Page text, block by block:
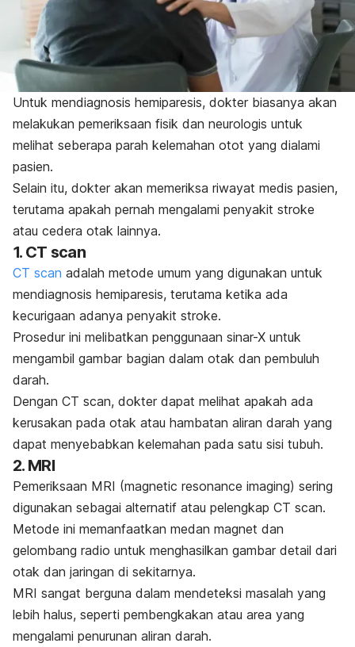
Untuk mendiagnosis hemiparesis, dokter biasanya akan
melakukan pemeriksaan fisik dan neurologis untuk
melihat seberapa parah kelemahan otot yang dialami
pasien.
Selain itu, dokter akan memeriksa riwayat medis pasien,
terutama apakah pernah mengalami penyakit stroke
atau cedera otak lainnya.
1. CT scan
CT scan adalah metode umum yang digunakan untuk
mendiagnosis hemiparesis, terutama ketika ada
kecurigaan adanya penyakit stroke.
Prosedur ini melibatkan penggunaan sinar-X untuk
mengambil gambar bagian dalam otak dan pembuluh
darah.
Dengan CT scan, dokter dapat melihat apakah ada
kerusakan pada otak atau hambatan aliran darah yang
dapat menyebabkan kelemahan pada satu sisi tubuh.
2. MRI
Pemeriksaan MRI (magnetic resonance imaging) sering
digunakan sebagai alternatif atau pelengkap CT scan.
Metode ini memanfaatkan medan magnet dan
gelombang radio untuk menghasilkan gambar detail dari
otak dan jaringan di sekitarnya.
MRI sangat berguna dalam mendeteksi masalah yang
lebih halus, seperti pembengkakan atau area yang
mengalami penurunan aliran darah.